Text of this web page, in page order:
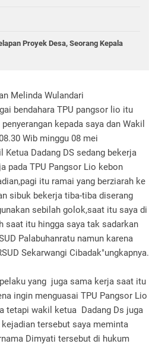
Proyek Desa, Seorang Kepala
Melinda Wulandari
bendahara TPU pangsor lio itu
kepada saya dan Wakil
Wib minggu 08 mei
Dadang DS sedang bekerja
pada TPU Pangsor Lio kebon
itu ramai yang berziarah ke
sibuk bekerja tiba-tiba diserang
sebilah golok,saat itu saya di
saat itu hingga saya tak sadarkan
Palabuhanratu namun karena
Sekarwangi Cibadak"ungkapnya.
yang juga sama kerja saat itu
ingin menguasai TPU Pangsor Lio
tetapi wakil ketua Dadang Ds juga
tersebut saya meminta
Dimyati tersebut di hukum